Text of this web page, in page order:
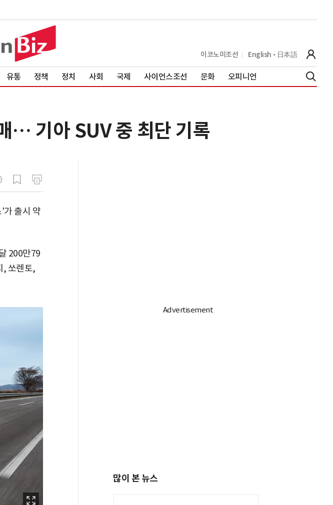
이코노미조선 English 日本語
유통 정책 정치 사회 국제 사이언스조선 문화 오피니언
… 기아 SUV 중 최단 기록
가 출시 약
200만79
, 쏘렌토,
많이 본 뉴스